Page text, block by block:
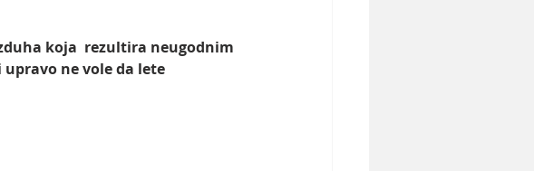
koja  rezultira neugodnim
ne vole da lete